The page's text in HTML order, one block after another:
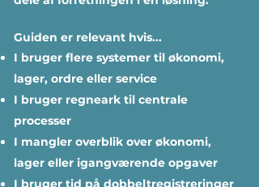
Guiden er relevant hvis...
I bruger flere systemer til økonomi,
lager, ordre eller service
I bruger regneark til centrale
processer
I mangler overblik over økonomi,
lager eller igangværende opgaver
I bruger tid på dobbeltregistreringer